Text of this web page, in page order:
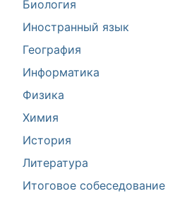
Биология
Иностранный язык
География
Информатика
Физика
Химия
История
Литература
Итоговое собеседование